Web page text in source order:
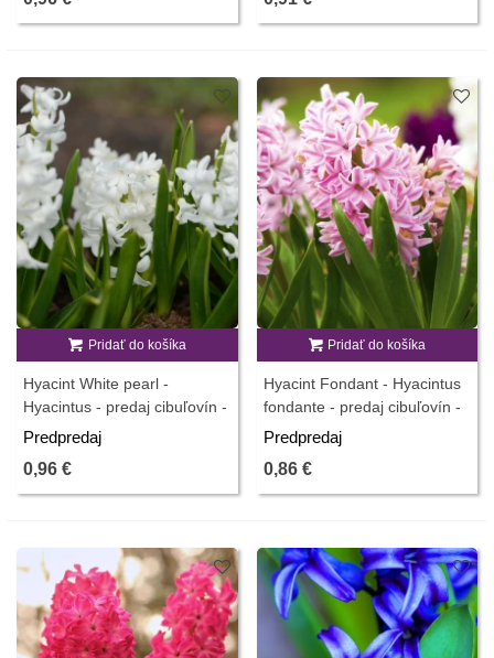
Pridať do košíka
Hyacint White pearl -
Hyacintus - predaj cibuľovín -
1 ks
Predpredaj
0,96 €
Pridať do košíka
Hyacint Fondant - Hyacintus
fondante - predaj cibuľovín -
1 ks
Predpredaj
0,86 €